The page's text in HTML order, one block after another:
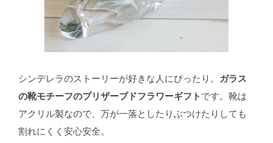
シンデレラのストーリーが好きな人にぴったり。
ガラス
の靴モチーフのプリザーブドフラワーギフト です。靴は
アクリル製なので、万が一落としたりぶつけたりしても
割れにくく安心安全。